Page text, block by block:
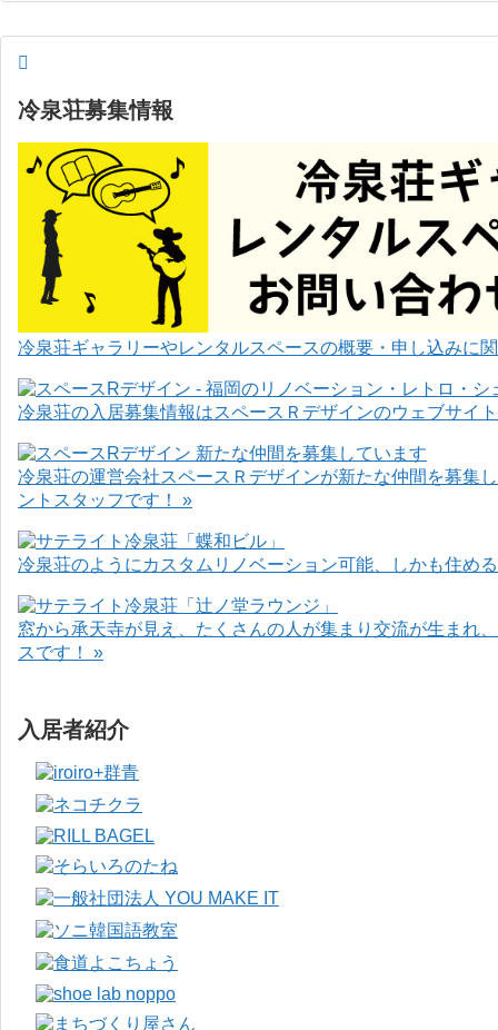
冷泉荘募集情報
冷泉荘ギャラリーやレンタルスペースの概要・申し込みに
冷泉荘の入居募集情報はスペースＲデザインのウェブサイ
冷泉荘の運営会社スペースＲデザインが新たな仲間を募集
ントスタッフです！ »
冷泉荘のようにカスタムリノベーション可能、しかも住め
窓から承天寺が見え、たくさんの人が集まり交流が生まれ
スです！ »
入居者紹介